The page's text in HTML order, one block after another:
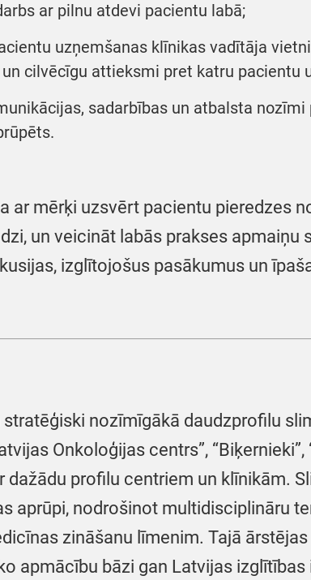
ar pilnu atdevi pacientu labā;
uzņemšanas klīnikas vadītāja
cilvēcīgu attieksmi pret katru pacientu
sadarbības un atbalsta
ar mērķi uzsvērt pacientu pieredzes
un veicināt labās prakses apmaiņu
izglītojošus pasākumus un
nozīmīgākā daudzprofilu
Onkoloģijas centrs”, “Biķernieki”,
profilu centriem un klīnikām.
aprūpi, nodrošinot multidisciplināru
zināšanu līmenim. Tajā ārstējas
apmācību bāzi gan Latvijas izglītības